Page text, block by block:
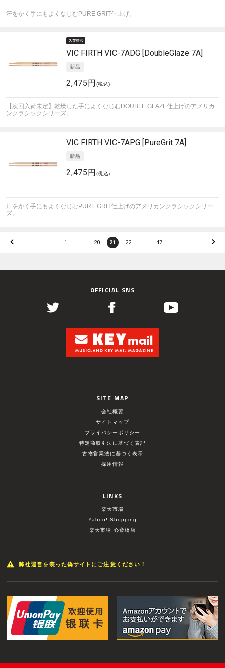
汗をかく手にもよくなじむPURE GRIT仕上げ。
VIC FIRTH VIC-7ADG [DoubleGlaze 7A]
2,475円 (税込)
【次回入荷未定】乾燥した手によくなじむDOUBLE GLAZE仕上げのアメリカ
ンクラシックシリーズ。
VIC FIRTH VIC-7APG [PureGrit 7A]
2,475円 (税込)
汗をかく手にもよくなじむPURE GRIT仕上げのアメリカンクラシックシリー
ズ。
1 … 20 21 22 … 47
OFFICIAL SNS
SITE MAP
会社概要
サイトマップ
プライバシーポリシー
特定商取引法に基づく表記
古物営業法に基づく表示
採用情報
LINKS
楽天市場
Yahoo! Shopping
楽天市場 心斎橋店
弊社運営を装った偽サイトにご注意ください！